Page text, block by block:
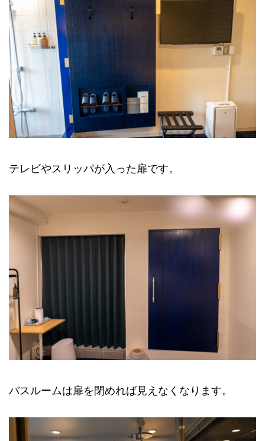
テレビやスリッパが入った扉です。
バスルームは扉を閉めれば見えなくなります。